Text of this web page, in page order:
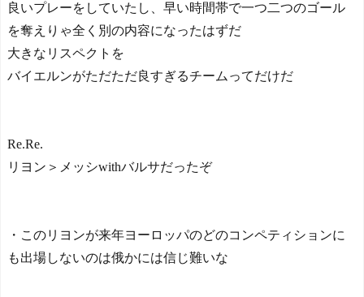
良いプレーをしていたし、早い時間帯で一つ二つのゴール
を奪えりゃ全く別の内容になったはずだ
大きなリスペクトを
バイエルンがただただ良すぎるチームってだけだ
Re.Re.
リヨン＞メッシwithバルサだったぞ
・このリヨンが来年ヨーロッパのどのコンペティションに
も出場しないのは俄かには信じ難いな